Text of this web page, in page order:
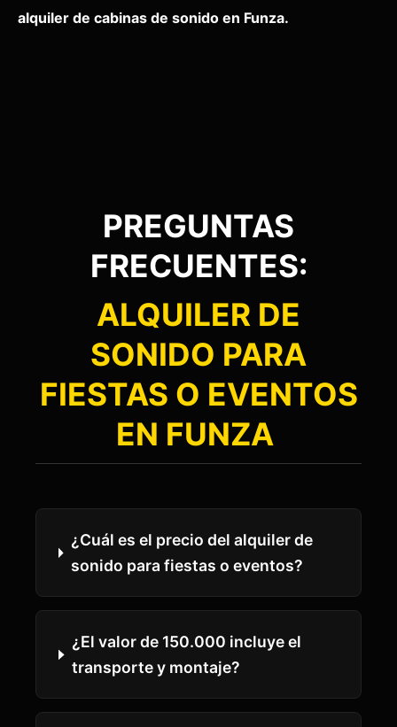
alquiler de cabinas de sonido en Funza.
PREGUNTAS
FRECUENTES:
ALQUILER DE
SONIDO PARA
FIESTAS O EVENTOS
EN FUNZA
¿Cuál es el precio del alquiler de
sonido para fiestas o eventos?
¿El valor de 150.000 incluye el
transporte y montaje?